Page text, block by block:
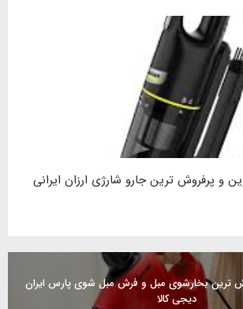
و پرفروش ترین جارو شارژی ارزان ایرانی
ترین بخارشوی مبل و فرش مبل شوی پارس ایران
دیجی کالا